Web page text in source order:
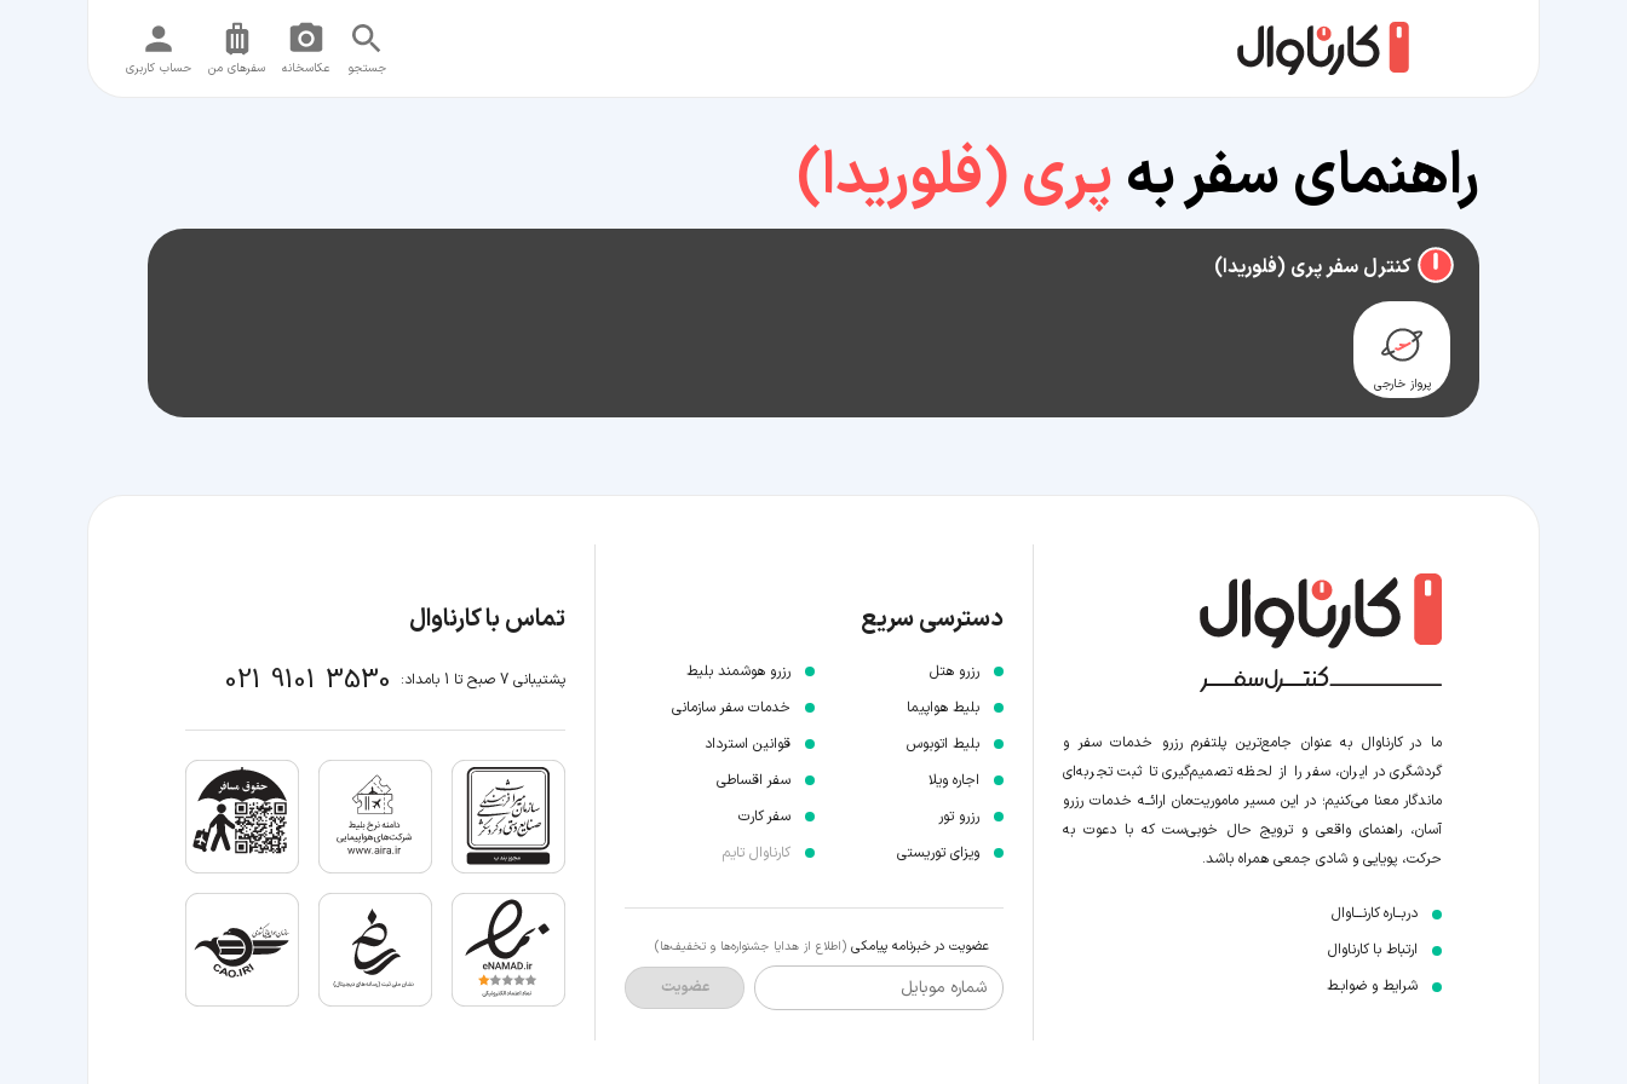
جستجو عکاسخانه سفر‌های من حساب کاربری
راهنمای سفر بهپری (فلوریدا)
کنترل سفر پری (فلوریدا)
پرواز خارجی
ما در کارناوال به عنوان جامع‌ترین پلتفرم رزرو خدمات سفر و
گردشگری در ایران، سفر را از لحظه‌ تصمیم‌گیری تا ثبت تجربه‌ای
ماندگار معنا می‌کنیم؛ در این مسیر‍ ماموریت‌مان اراﺋــﻪ خدمات رزرو
آسان، راهنمای واقعی و ترویج حال خوبی‌ست که با دعوت به
حرکت، پویایی و شادی جمعی همراه باشد.
دربــاره کارنـــاوال
ارتباط با کارناوال
شرایط و ضوابـط
دسترسی سریع
رزرو هتل
بلیط هواپیما
بلیط اتوبوس
اجاره ویلا
رزرو تور
ویزای توریستی
رزرو هوشمند بلیط
خدمات سفر سازمانی
قوانین استرداد
سفر اقساطی
سفر کارت
کارناوال تایم
عضویت در خبرنامه پیامکی (اطلاع از هدایا جشنواره‌ها و تخفیف‌ها)
شماره موبایل عضویت
تماس با کارناوال
پشتیبانی 7 صبح تا 1 بامداد: 021 9101 3530